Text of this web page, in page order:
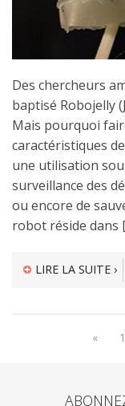
Des chercheurs
baptisé Robojelly
Mais pourquoi
caractéristiques
une utilisation
surveillance des
ou encore de
robot réside dans
LIRE LA SUITE ›
« 1